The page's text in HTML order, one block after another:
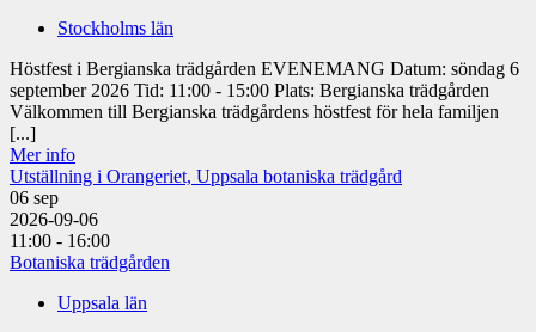
Stockholms län
Höstfest i Bergianska trädgården EVENEMANG Datum: söndag 6
september 2026 Tid: 11:00 - 15:00 Plats: Bergianska trädgården
Välkommen till Bergianska trädgårdens höstfest för hela familjen
[...]
Mer info
Utställning i Orangeriet, Uppsala botaniska trädgård
06 sep
2026-09-06
11:00 - 16:00
Botaniska trädgården
Uppsala län